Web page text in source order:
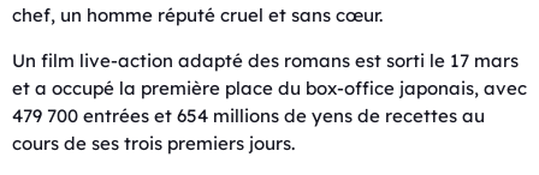
chef, un homme réputé cruel et sans cœur.
Un film live-action adapté des romans est sorti le 17 mars
et a occupé la première place du box-office japonais, avec
479 700 entrées et 654 millions de yens de recettes au
cours de ses trois premiers jours.